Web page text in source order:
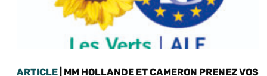
ARTICLE | MM HOLLANDE ET CAMERON PRENEZ VOS